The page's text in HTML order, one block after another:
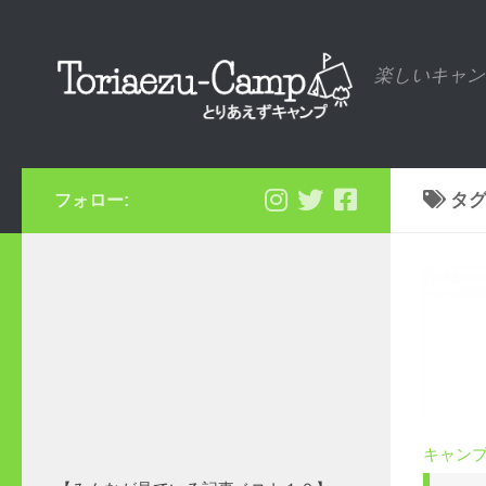
楽しいキャ
タ
キャン
フォロー: